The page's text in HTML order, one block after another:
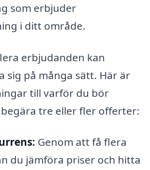
som erbjuder
i ditt område.
erbjudanden kan
sig på många sätt. Här är
till varför du bör
tre eller fler offerter:
Genom att få flera
du jämföra priser och hitta